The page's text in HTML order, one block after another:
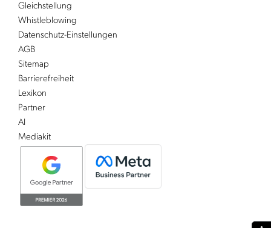
Gleichstellung
Whistleblowing
Datenschutz-Einstellungen
AGB
Sitemap
Barrierefreiheit
Lexikon
Partner
AI
Mediakit